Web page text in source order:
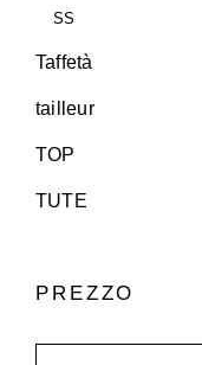
SS
Taffetà
tailleur
TOP
TUTE
PREZZO